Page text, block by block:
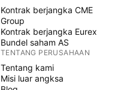
Kontrak berjangka CME
Group
Kontrak berjangka Eurex
Bundel saham AS
TENTANG PERUSAHAAN
Tentang kami
Misi luar angksa